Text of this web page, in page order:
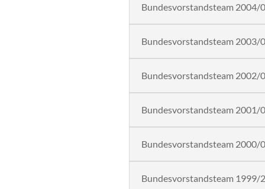
Bundesvorstandsteam 2004/
Bundesvorstandsteam 2003/
Bundesvorstandsteam 2002/
Bundesvorstandsteam 2001/
Bundesvorstandsteam 2000/
Bundesvorstandsteam 1999/